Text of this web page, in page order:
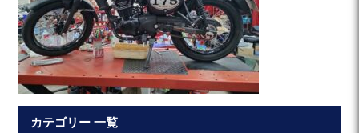
カテゴリー 一覧